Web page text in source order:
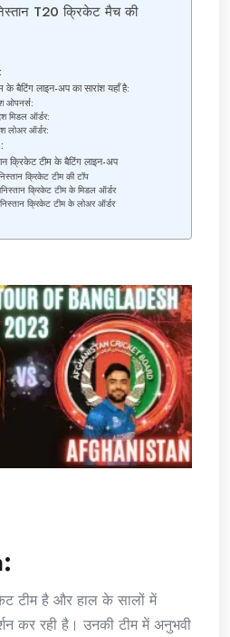
T20 क्रिकेट मैच की
के बैटिंग लाइन-अप का सारांश यहाँ है:
ओपनर्स:
मिडल ऑर्डर:
लोअर ऑर्डर:
क्रिकेट टीम के बैटिंग लाइन-अप
क्रिकेट टीम की टॉप
क्रिकेट टीम के मिडल ऑर्डर
क्रिकेट टीम के लोअर ऑर्डर
टीम है और हाल के सालों में
कर रही है। उनकी टीम में अनुभवी